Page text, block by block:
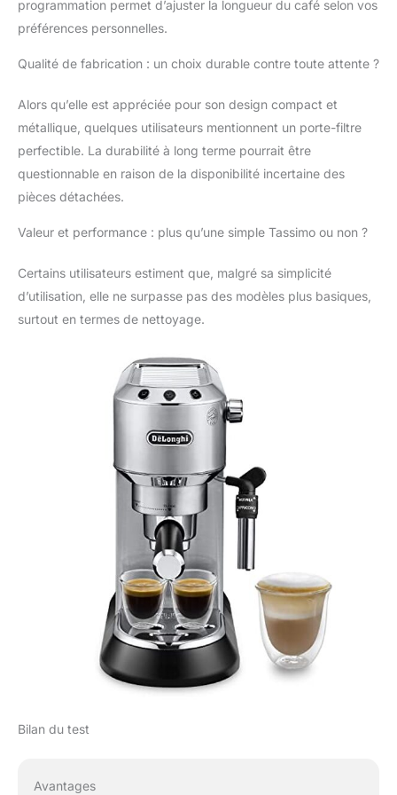
préférées et une
simplicité produit 2:
inoxydable produit 2:
produit 2: Poignée en
bois produit 2: En acier
inoxydable
programmation permet d’ajuster la longueur du café selon vos
préférences personnelles.
Qualité de fabrication : un choix durable contre toute attente ?
Alors qu’elle est appréciée pour son design compact et
métallique, quelques utilisateurs mentionnent un porte-filtre
perfectible. La durabilité à long terme pourrait être
questionnable en raison de la disponibilité incertaine des
pièces détachées.
Valeur et performance : plus qu’une simple Tassimo ou non ?
Certains utilisateurs estiment que, malgré sa simplicité
d’utilisation, elle ne surpasse pas des modèles plus basiques,
surtout en termes de nettoyage.
Bilan du test
Avantages